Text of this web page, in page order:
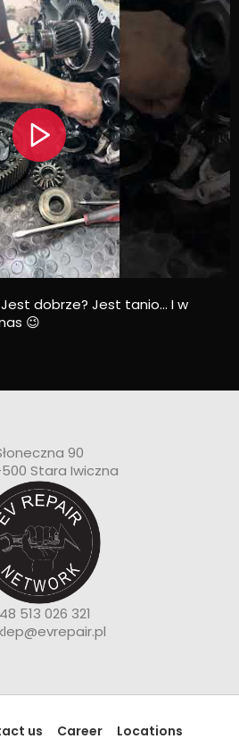
dobrze? Jest tanio… I w
😉
90
Stara Iwiczna
513 026 321
us Career Locations